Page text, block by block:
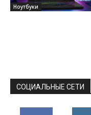
Ноутбуки
СОЦИАЛЬНЫЕ СЕТИ